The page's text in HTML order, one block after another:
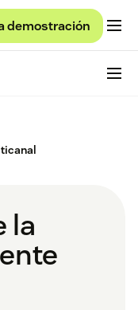
demostración
la